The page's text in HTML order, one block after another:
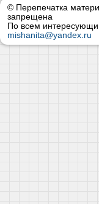
© Перепечатка
запрещена
По всем
mishanita@yandex.ru